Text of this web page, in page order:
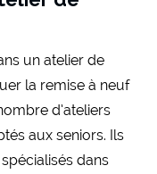
un atelier de
la remise à neuf
d’ateliers
aux seniors. Ils
dans